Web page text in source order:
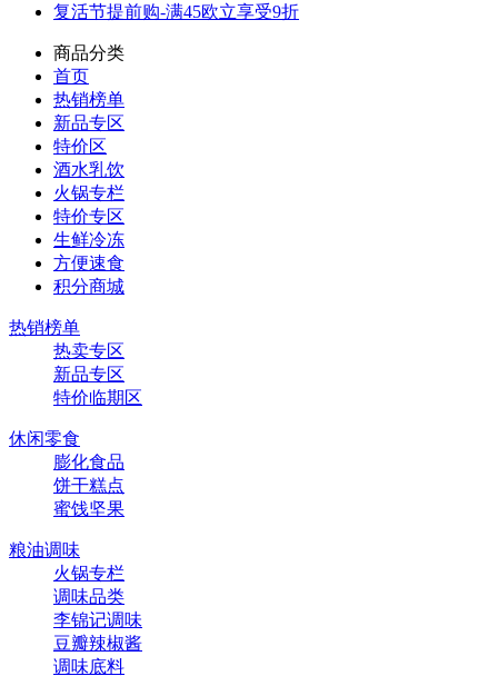
复活节提前购-满45欧立享受9折
商品分类
首页
热销榜单
新品专区
特价区
酒水乳饮
火锅专栏
特价专区
生鲜冷冻
方便速食
积分商城
热销榜单
热卖专区
新品专区
特价临期区
休闲零食
膨化食品
饼干糕点
蜜饯坚果
粮油调味
火锅专栏
调味品类
李锦记调味
豆瓣辣椒酱
调味底料